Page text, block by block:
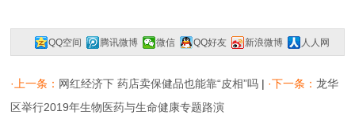
QQ空间 腾讯微博 微信 QQ好友 新浪微博
人人网
·上一条： 网红经济下 药店卖保健品也能靠“皮相”吗 | ·下一条：龙华
区举行2019年生物医药与生命健康专题路演